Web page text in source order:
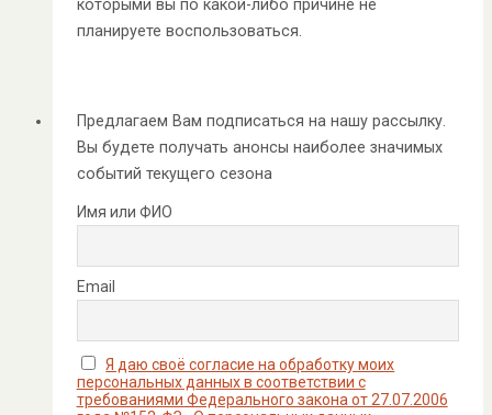
которыми вы по какой-либо причине не
планируете воспользоваться.
Предлагаем Вам подписаться на нашу рассылку.
Вы будете получать анонсы наиболее значимых
событий текущего сезона
Имя или ФИО
Email
Я даю своё согласие на обработку моих
персональных данных в соответствии с
требованиями Федерального закона от 27.07.2006